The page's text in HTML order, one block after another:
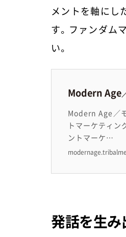
メントを軸にし
す。ファンダム
い。
Modern Age
Modern Age／
トマーケティン
ントマーケ…
発話を生